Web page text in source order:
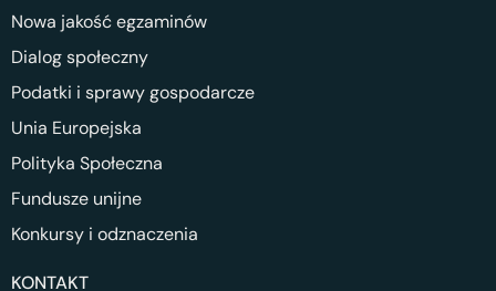
Nowa jakość egzaminów
Dialog społeczny
Podatki i sprawy gospodarcze
Unia Europejska
Polityka Społeczna
Fundusze unijne
Konkursy i odznaczenia
KONTAKT